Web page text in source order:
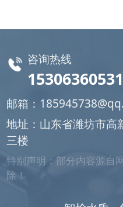
咨询热线
15306360531
邮箱：
地址：山东省潍坊市高
三楼
特别声明：部分内容源自
除！